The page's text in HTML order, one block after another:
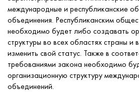
международные и республиканские
объединения. Республиканским
необходимо будет либо создавать
структуры во всех областях страны и
изменить свой статус. Также в
требованиями закона необходимо
организационную структуру
объединений.